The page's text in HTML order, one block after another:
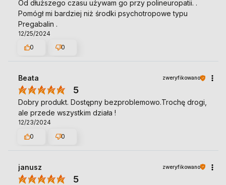
Od dłuższego czasu używam go przy polineuropatii. .
Pomógł mi bardziej niż środki psychotropowe typu
Pregabalin .
12/25/2024
0
0
Beata zweryfikowano
5
Dobry produkt. Dostępny bezproblemowo.Trochę drogi,
ale przede wszystkim działa !
12/23/2024
0
0
janusz zweryfikowano
5